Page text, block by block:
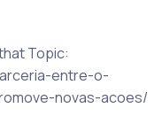
Topic:
entre-o-
novas-acoes/